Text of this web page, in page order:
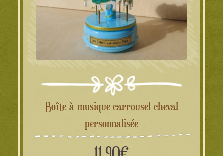
Boîte à musique carrousel cheval
personnalisée